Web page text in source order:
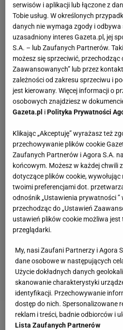
Współpraca Dominiki
serwisów i aplikacji lub łączone z
Tobie usług. W określonych
danych nie wymaga zgody i odbywa
uzasadniony interes Gazeta.pl, jej
S.A. – lub Zaufanych Partnerów.
możesz się sprzeciwić, przechodząc
Zaawansowanych” lub przez
zależności od zakresu sprzeciwu i
jest kierowany. Więcej informacji o
osobowych znajdziesz w
Gazeta.pl iPolityka Prywatności
Klikając „Akceptuję” wyrażasz też
przechowywanie plików cookie
Zaufanych Partnerów i Agora S.A.
końcowym. Możesz w każdej chwili
dotyczące plików cookie,
twoimi preferencjami dot.
odnośnik „Ustawienia prywatności ”
przechodząc do „Ustawień
ustawień plików cookie możliwa
przeglądarki.
My, nasi Zaufani Partnerzy i Agora
dane osobowe w następujących
Użycie dokładnych danych
skanowanie charakterystyki
identyfikacji. Przechowywanie
dostęp do nich. Spersonalizowane
reklam i treści, badnie odbiorców i
Lista Zaufanych Partnerów